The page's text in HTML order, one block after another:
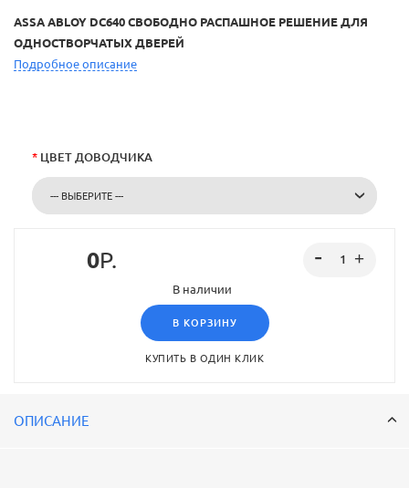
ASSA ABLOY DC640 СВОБОДНО РАСПАШНОЕ РЕШЕНИЕ ДЛЯ
ОДНОСТВОРЧАТЫХ ДВЕРЕЙ
Подробное описание
* ЦВЕТ ДОВОДЧИКА
--- ВЫБЕРИТЕ ---
0Р.
В наличии
В КОРЗИНУ
КУПИТЬ В ОДИН КЛИК
ОПИСАНИЕ